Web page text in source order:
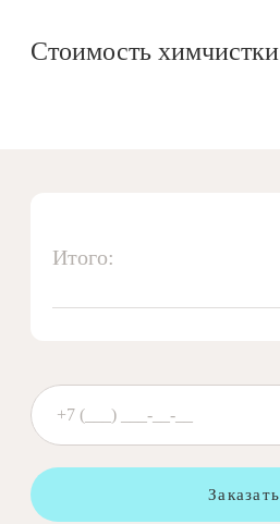
Стоимость химчистки
Итого:
Заказать